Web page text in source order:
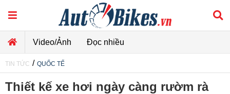
Video/Ảnh Đọc nhiều
TIN TỨC / QUỐC TẾ
Thiết kế xe hơi ngày càng rườm rà